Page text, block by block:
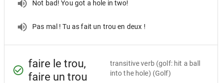
Not bad! You got a hole in two!
Pas mal ! Tu as fait un trou en deux !
faire le trou,
faire un trou
transitive verb (golf: hit a ball
into the hole) (Golf)